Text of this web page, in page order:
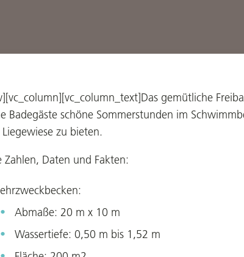
gemütliche
Badegäste schöne Sommerstunden im
zu bieten.
Zahlen, Daten und Fakten:
Abmaße: 20 m x 10 m
Wassertiefe: 0,50 m bis 1,52 m